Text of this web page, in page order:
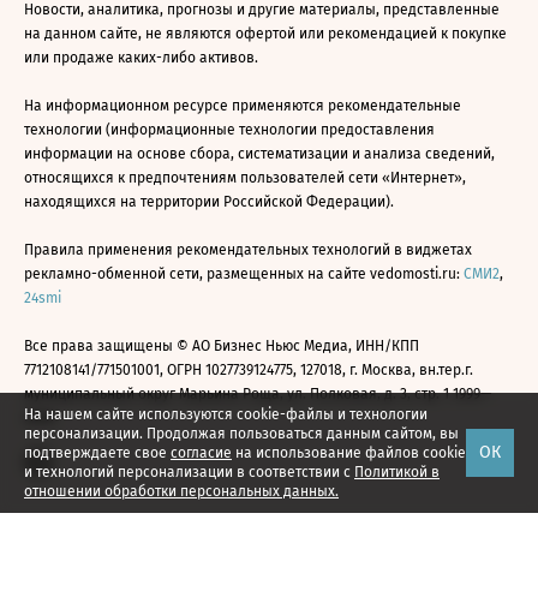
На нашем сайте используются cookie-файлы и технологии
персонализации. Продолжая пользоваться данным сайтом, вы
подтверждаете свое согласие на использование файлов cookie
и технологий персонализации в соответствии с Политикой в
отношении обработки персональных данных.
ОК
Новости, аналитика, прогнозы и другие материалы, представленные
на данном сайте, не являются офертой или рекомендацией к покупке
или продаже каких-либо активов.
На информационном ресурсе применяются рекомендательные
технологии (информационные технологии предоставления
информации на основе сбора, систематизации и анализа сведений,
относящихся к предпочтениям пользователей сети «Интернет»,
находящихся на территории Российской Федерации).
Правила применения рекомендательных технологий в виджетах
рекламно-обменной сети, размещенных на сайте vedomosti.ru: СМИ2,
24smi
Все права защищены © АО Бизнес Ньюс Медиа, ИНН/КПП
7712108141/771501001, ОГРН 1027739124775, 127018, г. Москва, вн.тер.г.
муниципальный округ Марьина Роща, ул. Полковая, д. 3, стр. 1 1999—
2026